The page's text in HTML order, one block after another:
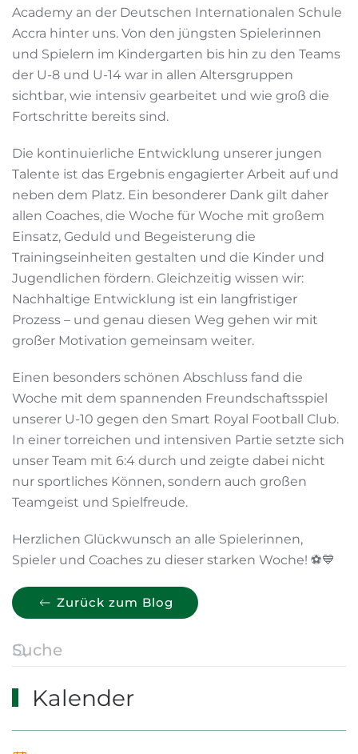
Academy an der Deutschen Internationalen Schule
Accra hinter uns. Von den jüngsten Spielerinnen
und Spielern im Kindergarten bis hin zu den Teams
der U-8 und U-14 war in allen Altersgruppen
sichtbar, wie intensiv gearbeitet und wie groß die
Fortschritte bereits sind.
Die kontinuierliche Entwicklung unserer jungen
Talente ist das Ergebnis engagierter Arbeit auf und
neben dem Platz. Ein besonderer Dank gilt daher
allen Coaches, die Woche für Woche mit großem
Einsatz, Geduld und Begeisterung die
Trainingseinheiten gestalten und die Kinder und
Jugendlichen fördern. Gleichzeitig wissen wir:
Nachhaltige Entwicklung ist ein langfristiger
Prozess – und genau diesen Weg gehen wir mit
großer Motivation gemeinsam weiter.
Einen besonders schönen Abschluss fand die
Woche mit dem spannenden Freundschaftsspiel
unserer U-10 gegen den Smart Royal Football Club.
In einer torreichen und intensiven Partie setzte sich
unser Team mit 6:4 durch und zeigte dabei nicht
nur sportliches Können, sondern auch großen
Teamgeist und Spielfreude.
Herzlichen Glückwunsch an alle Spielerinnen,
Spieler und Coaches zu dieser starken Woche! ⚽💙
Zurück zum Blog
Kalender